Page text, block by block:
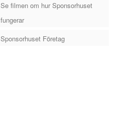
Se filmen om hur Sponsorhuset
fungerar
Sponsorhuset Företag